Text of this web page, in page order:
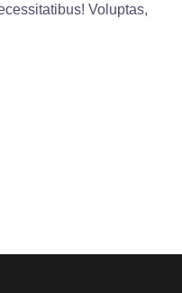
Voluptas,